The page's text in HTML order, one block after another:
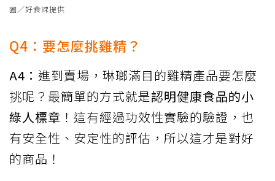
圖／好食課提供
Q4：要怎麼挑雞精？
A4： 進到賣場，琳瑯滿目的雞精產品要怎麼
挑呢？最簡單的方式就是認明健康食品的小
綠人標章 ！這有經過功效性實驗的驗證，也
有安全性、安定性的評估，所以這才是對好
的商品！